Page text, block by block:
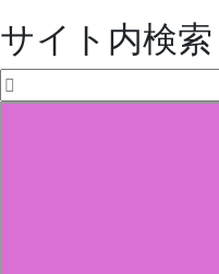
サイト内検索